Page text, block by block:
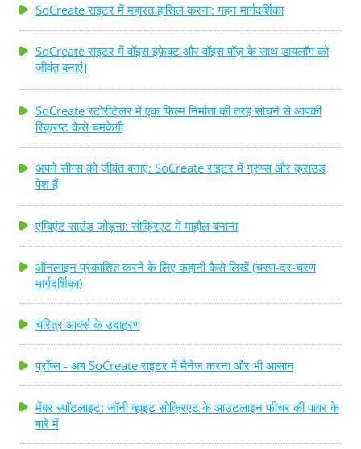
SoCreate राइटर में महारत हासिल करना: गहन मार्गदर्शिका
SoCreate राइटर में वॉइस इफ़ेक्ट और वॉइस पॉज़ के साथ डायलॉग को
जीवंत बनाएं।
SoCreate स्टोरीटेलर में एक फिल्म निर्माता की तरह सोचने से आपकी
स्क्रिप्ट कैसे चमकेगी
अपने सीन्स को जीवंत बनाएं: SoCreate राइटर में ग्रुप्स और क्राउड
पेश हैं
एम्बिएंट साउंड जोड़ना: सोक्रिएट में माहौल बनाना
ऑनलाइन प्रकाशित करने के लिए कहानी कैसे लिखें (चरण-दर-चरण
मार्गदर्शिका)
चरित्र आर्क्स के उदाहरण
प्रॉप्स - अब SoCreate राइटर में मैनेज करना और भी आसान
मेंबर स्पॉटलाइट: जॉनी व्हाइट सोक्रिएट के आउटलाइन फीचर की पावर के
बारे में